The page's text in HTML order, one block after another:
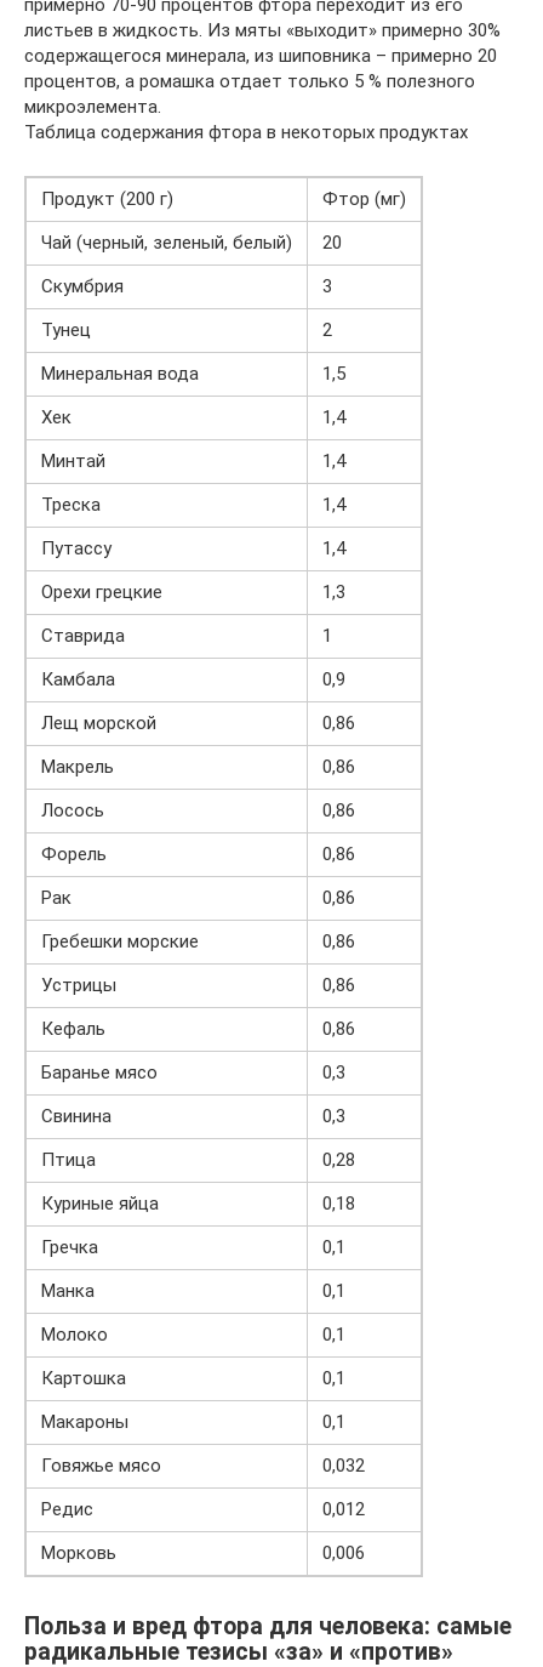
примерно 70-90 процентов фтора переходит из его
листьев в жидкость. Из мяты «выходит» примерно 30%
содержащегося минерала, из шиповника – примерно 20
процентов, а ромашка отдает только 5 % полезного
микроэлемента.
Таблица содержания фтора в некоторых продуктах
Продукт (200 г)
Фтор (мг)
Чай (черный, зеленый, белый)
20
Скумбрия
3
Тунец
2
Минеральная вода
1,5
Хек
1,4
Минтай
1,4
Треска
1,4
Путассу
1,4
Орехи грецкие
1,3
Ставрида
1
Камбала
0,9
Лещ морской
0,86
Макрель
0,86
Лосось
0,86
Форель
0,86
Рак
0,86
Гребешки морские
0,86
Устрицы
0,86
Кефаль
0,86
Баранье мясо
0,3
Свинина
0,3
Птица
0,28
Куриные яйца
0,18
Гречка
0,1
Манка
0,1
Молоко
0,1
Картошка
0,1
Макароны
0,1
Говяжье мясо
0,032
Редис
0,012
Морковь
0,006
Польза и вред фтора для человека: самые
радикальные тезисы «за» и «против»